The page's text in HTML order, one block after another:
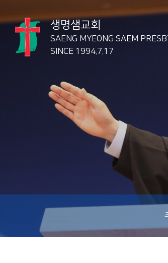
생명샘교회
SAENG MYEONG SAEM
SINCE 1994.7.17